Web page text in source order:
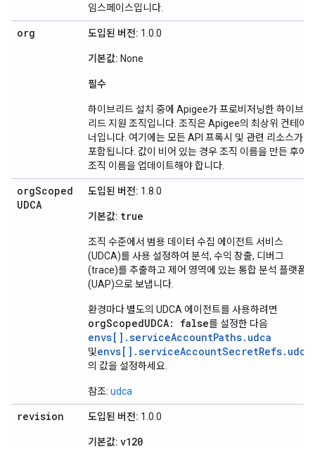
임스페이스입니다.
org 도입된 버전: 1.0.0
기본값: None
필수
하이브리드 설치 중에 Apigee가 프로비저닝한 하이브
리드 지원 조직입니다. 조직은 Apigee의 최상위 컨테이
너입니다. 여기에는 모든 API 프록시 및 관련 리소스가
포함됩니다. 값이 비어 있는 경우 조직 이름을 만든 후에
조직 이름을 업데이트해야 합니다.
orgScoped
UDCA
도입된 버전: 1.8.0
기본값: true
조직 수준에서 범용 데이터 수집 에이전트 서비스
(UDCA)를 사용 설정하여 분석, 수익 창출, 디버그
(trace)를 추출하고 제어 영역에 있는 통합 분석 플랫폼
(UAP)으로 보냅니다.
환경마다 별도의 UDCA 에이전트를 사용하려면
orgScopedUDCA: false를 설정한 다음
envs[].serviceAccountPaths.udca
및envs[].serviceAccountSecretRefs.udca
의 값을 설정하세요.
참조: udca
revision 도입된 버전: 1.0.0
기본값: v120